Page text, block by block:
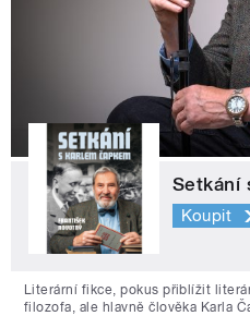
Setkání
Koupit
Literární fikce, pokus přiblížit
filozofa, ale hlavně člověka Karla